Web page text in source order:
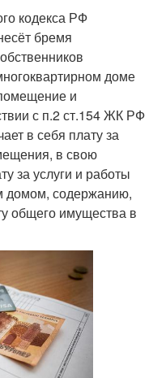
кодекса РФ
бремя
доме
и
с п.2 ст.154 ЖК РФ
в себя плату за
в свою
за услуги и работы
домом, содержанию,
общего имущества в